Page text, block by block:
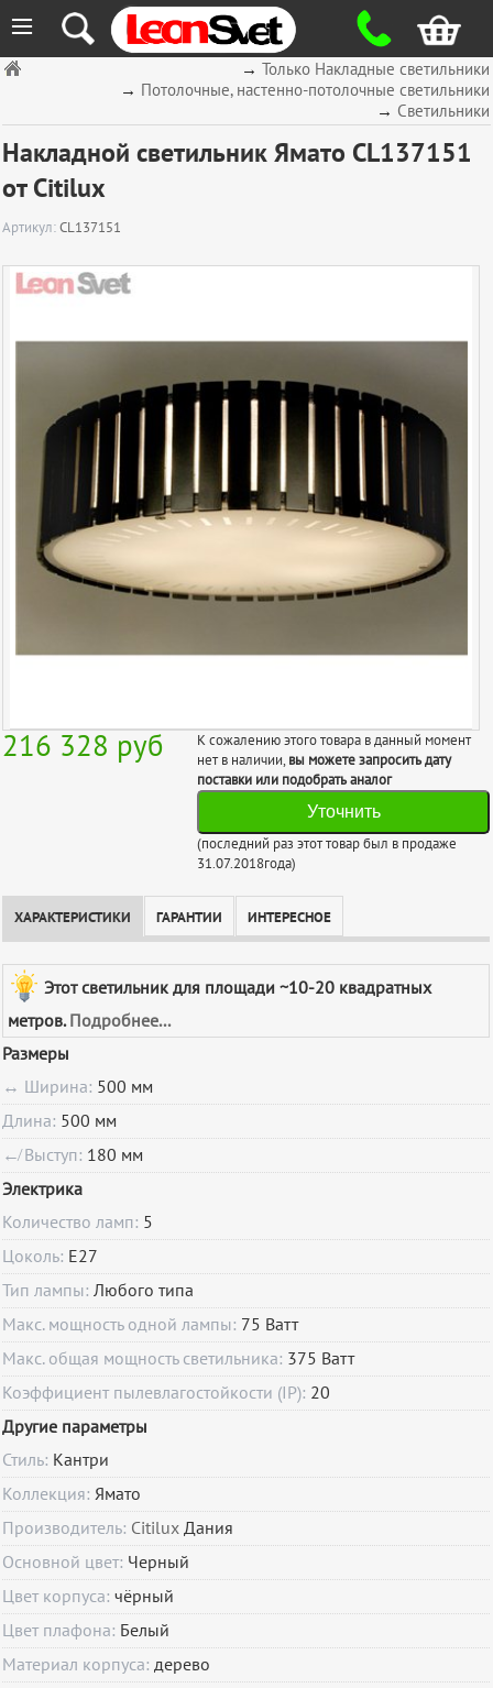
≡
→ Только Накладные светильники
→ Потолочные, настенно-потолочные светильники
→ Светильники
Накладной светильник Ямато CL137151
от Citilux
Артикул:CL137151
216 328 руб
К сожалению этого товара в данный момент
нет в наличии,вы можете запросить дату
поставки или подобрать аналог
Уточнить
(последний раз этот товар был в продаже
31.07.2018года)
ХАРАКТЕРИСТИКИ ГАРАНТИИ ИНТЕРЕСНОЕ
Этот светильник для площади ~10-20 квадратных
метров. Подробнее...
Размеры
↔ Ширина: 500 мм
Длина: 500 мм
↚ Выступ: 180 мм
Электрика
Количество ламп: 5
Цоколь: E27
Тип лампы:Любого типа
Макс. мощность одной лампы: 75 Ватт
Макс. общая мощность светильника: 375 Ватт
Коэффициент пылевлагостойкости (IP): 20
Другие параметры
Стиль: Кантри
Коллекция:Ямато
Производитель: Citilux Дания
Основной цвет: Черный
Цвет корпуса:чёрный
Цвет плафона: Белый
Материал корпуса:дерево